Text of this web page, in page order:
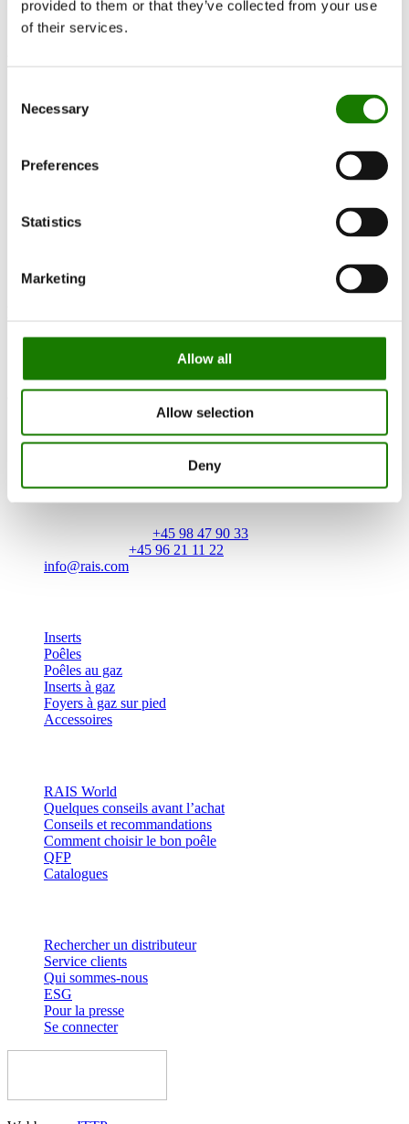
provided to them or that they’ve collected from your use
of their services.
Selection
Necessary
Preferences
Statistics
Marketing
Allow all
Allow selection
Deny
Manuels
Dimensional drawing w. side glass
*Voir le manuel d’installation pour les distances de pose par rapport
aux parois combustibles
RAIS A/S
Vangen
DK-9900 Frederikshavn
+45 98 47 90 33
+45 96 21 11 22
info@rais.com
Inserts
Poêles
Poêles au gaz
Inserts à gaz
Foyers à gaz sur pied
Accessoires
RAIS World
Quelques conseils avant l’achat
Conseils et recommandations
Comment choisir le bon poêle
QFP
Catalogues
Rechercher un distributeur
Service clients
Qui sommes-nous
ESG
Pour la presse
Se connecter